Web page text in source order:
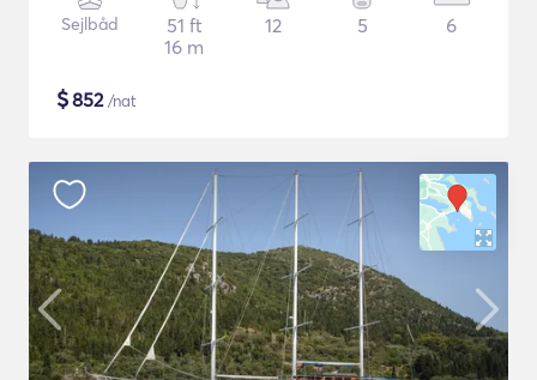
Sejlbåd
51 ft
16 m
12 5 6
$852/nat